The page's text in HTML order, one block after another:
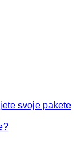
svoje pakete